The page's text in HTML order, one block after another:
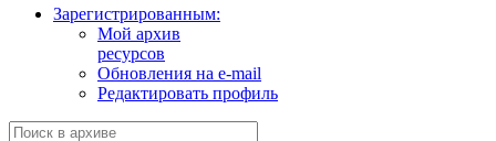
Зарегистрированным:
Мой архив
ресурсов
Обновления на e-mail
Редактировать профиль